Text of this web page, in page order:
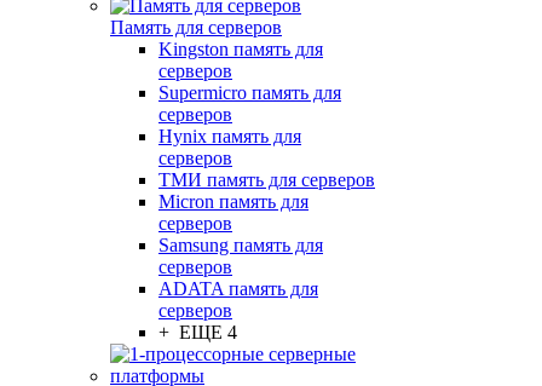
Память для серверов
Kingston память для
серверов
Supermicro память для
серверов
Hynix память для
серверов
ТМИ память для серверов
Micron память для
серверов
Samsung память для
серверов
ADATA память для
серверов
+ ЕЩЕ 4